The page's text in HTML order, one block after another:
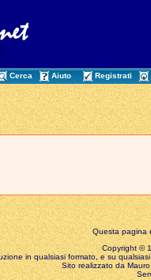
Cerca Aiuto Registrati
Questa pagina
Copyright ©
in qualsiasi formato, e su
Sito realizzato da